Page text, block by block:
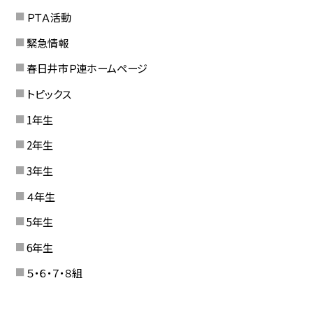
ＰＴＡ活動
緊急情報
春日井市Ｐ連ホームページ
トピックス
1年生
2年生
3年生
４年生
5年生
6年生
５・６・７・８組